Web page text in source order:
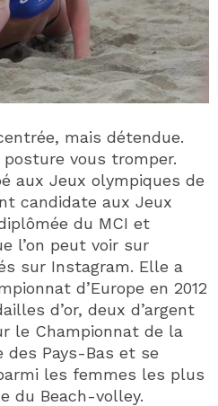
mais détendue.
vous tromper.
aux Jeux olympiques de
candidate aux Jeux
du MCI et
l’on peut voir sur
sur Instagram. Elle a
d’Europe en 2012
d’or, deux d’argent
le Championnat de la
des Pays-Bas et se
les femmes les plus
du Beach-volley.